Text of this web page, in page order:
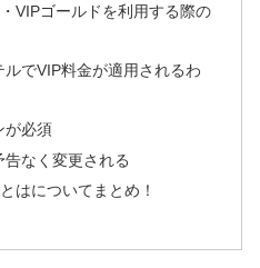
VIPゴールドを利用する際の
でVIP料金が適用されるわ
必須
なく変更される
はについてまとめ！